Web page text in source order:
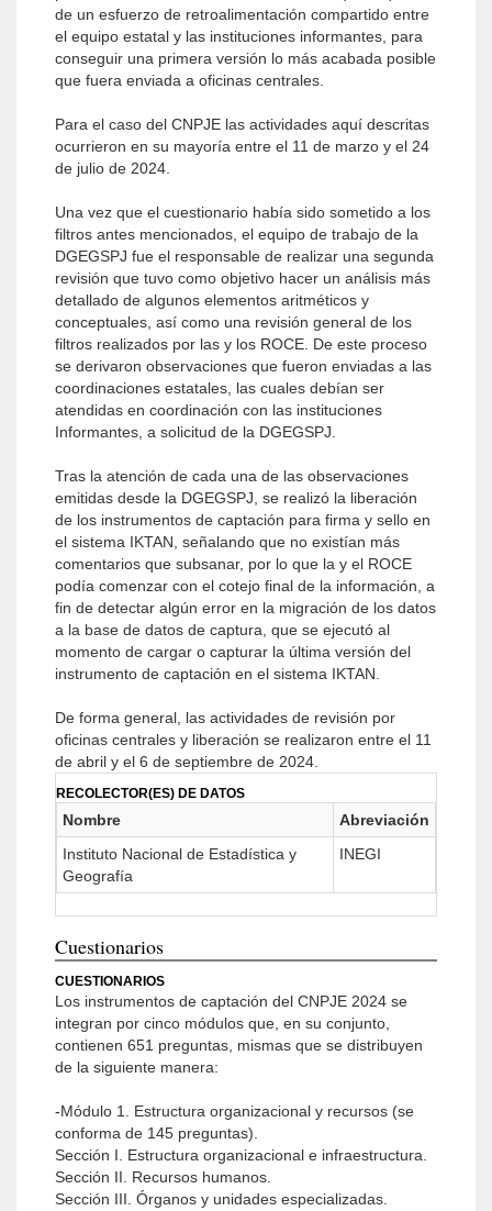
de un esfuerzo de retroalimentación compartido entre
el equipo estatal y las instituciones informantes, para
conseguir una primera versión lo más acabada posible
que fuera enviada a oficinas centrales.
Para el caso del CNPJE las actividades aquí descritas
ocurrieron en su mayoría entre el 11 de marzo y el 24
de julio de 2024.
Una vez que el cuestionario había sido sometido a los
filtros antes mencionados, el equipo de trabajo de la
DGEGSPJ fue el responsable de realizar una segunda
revisión que tuvo como objetivo hacer un análisis más
detallado de algunos elementos aritméticos y
conceptuales, así como una revisión general de los
filtros realizados por las y los ROCE. De este proceso
se derivaron observaciones que fueron enviadas a las
coordinaciones estatales, las cuales debían ser
atendidas en coordinación con las instituciones
Informantes, a solicitud de la DGEGSPJ.
Tras la atención de cada una de las observaciones
emitidas desde la DGEGSPJ, se realizó la liberación
de los instrumentos de captación para firma y sello en
el sistema IKTAN, señalando que no existían más
comentarios que subsanar, por lo que la y el ROCE
podía comenzar con el cotejo final de la información, a
fin de detectar algún error en la migración de los datos
a la base de datos de captura, que se ejecutó al
momento de cargar o capturar la última versión del
instrumento de captación en el sistema IKTAN.
De forma general, las actividades de revisión por
oficinas centrales y liberación se realizaron entre el 11
de abril y el 6 de septiembre de 2024.
RECOLECTOR(ES) DE DATOS
Nombre
Abreviación
Instituto Nacional de Estadística y
Geografía
INEGI
Cuestionarios
CUESTIONARIOS
Los instrumentos de captación del CNPJE 2024 se
integran por cinco módulos que, en su conjunto,
contienen 651 preguntas, mismas que se distribuyen
de la siguiente manera:
-Módulo 1. Estructura organizacional y recursos (se
conforma de 145 preguntas).
Sección I. Estructura organizacional e infraestructura.
Sección II. Recursos humanos.
Sección III. Órganos y unidades especializadas.